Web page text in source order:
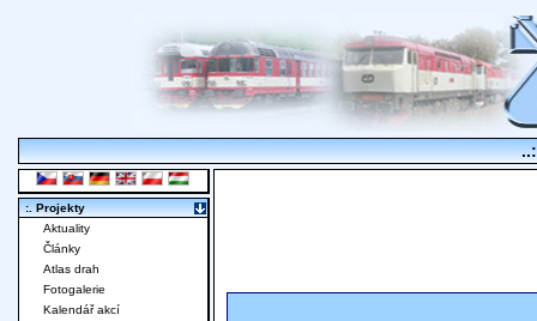
:. Projekty
Aktuality
Články
Atlas drah
Fotogalerie
Kalendář akcí